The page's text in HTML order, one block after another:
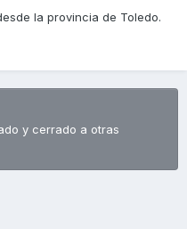
la provincia de Toledo.
y cerrado a otras